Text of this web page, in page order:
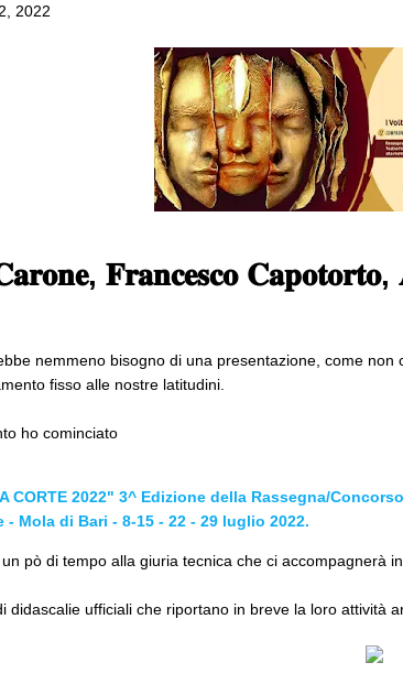
2022
𝐅𝐫𝐚𝐧𝐜𝐞𝐬𝐜𝐨
nemmeno bisogno di una presentazione, come
fisso alle nostre latitudini.
ho cominciato
CORTE 2022" 3^ Edizione della Rassegna/
- Mola di Bari - 8-15 - 22 - 29 luglio 2022.
pò di tempo alla giuria tecnica che ci accompagnerà
didascalie ufficiali che riportano in breve la loro attività